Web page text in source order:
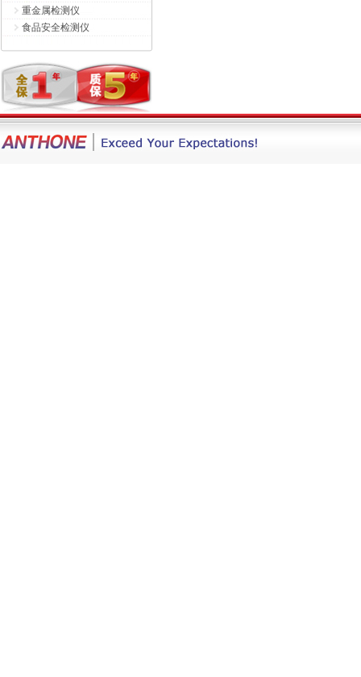
重金属检测仪
食品安全检测仪